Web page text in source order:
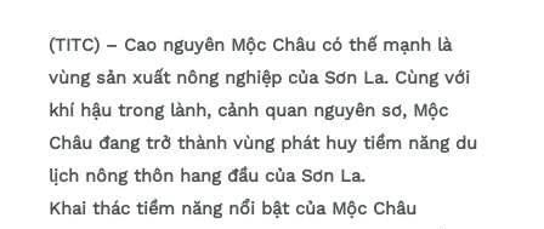
(TITC) – Cao nguyên Mộc Châu có thế mạnh là
vùng sản xuất nông nghiệp của Sơn La. Cùng với
khí hậu trong lành, cảnh quan nguyên sơ, Mộc
Châu đang trở thành vùng phát huy tiềm năng du
lịch nông thôn hang đầu của Sơn La.
Khai thác tiềm năng nổi bật của Mộc Châu